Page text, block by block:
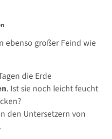
ebenso großer Feind wie
die Erde
. Ist sie noch leicht feucht
den Untersetzern von